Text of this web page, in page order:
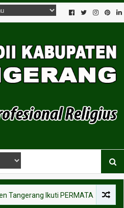
Ikuti PERMATA CAI